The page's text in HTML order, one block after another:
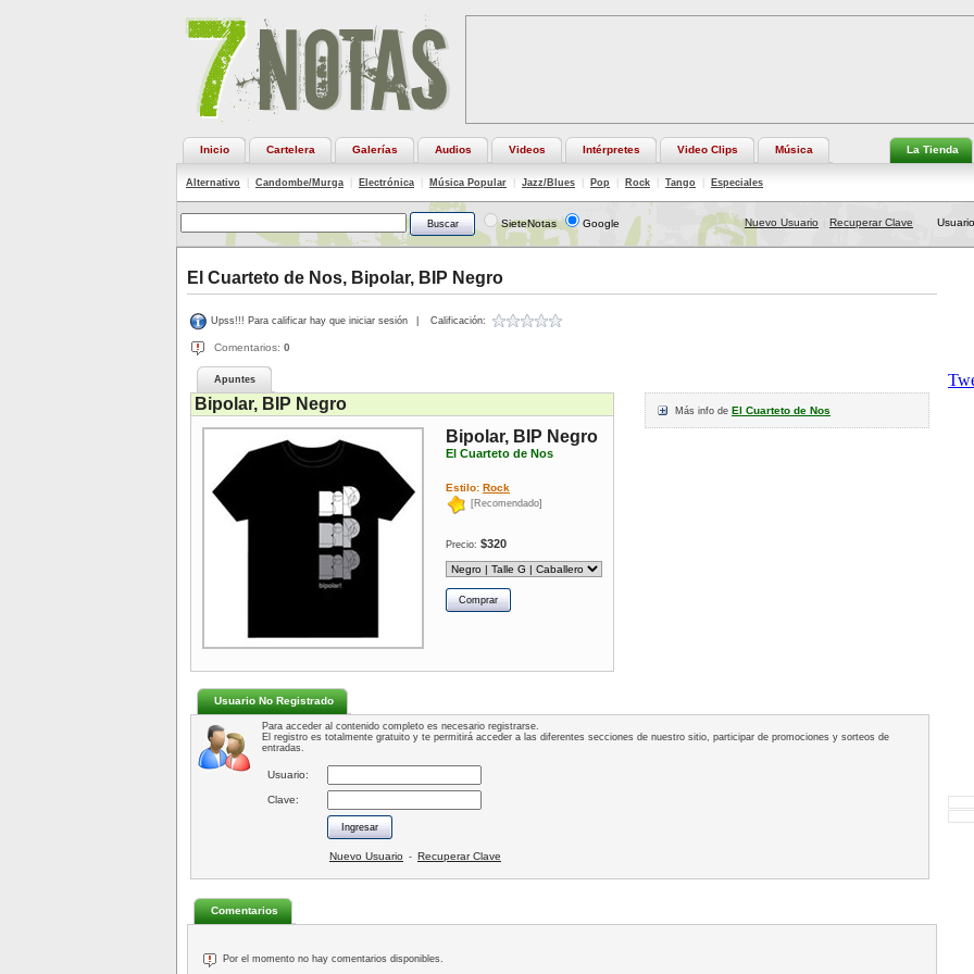
Inicio Cartelera Galerías Audios Videos Intérpretes Video Clips Música La Tienda
Alternativo Candombe/Murga Electrónica Música Popular Jazz/Blues Pop Rock Tango Especiales
SieteNotas Google Nuevo Usuario Recuperar Clave
El Cuarteto de Nos, Bipolar, BIP Negro
Upss!!! Para calificar hay que iniciar sesión Calificación:
Comentarios: 0
Apuntes
Más info de El Cuarteto de Nos
Bipolar, BIP Negro
Bipolar, BIP Negro
El Cuarteto de Nos
Estilo: Rock
[Recomendado]
Precio: $320
Usuario No Registrado
Para acceder al contenido completo es necesario registrarse.
El registro es totalmente gratuito y te permitirá acceder a las diferentes secciones de nuestro sitio, participar de promociones y sorteos de
entradas.
Usuario:
Clave:
Nuevo Usuario - Recuperar Clave
Comentarios
Por el momento no hay comentarios disponibles.